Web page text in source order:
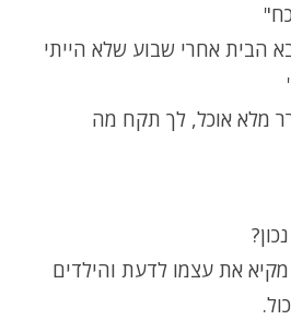
הבית אחרי שבוע שלא הייתי
מלא אוכל, לך תקח מה
את עצמו לדעת והילדים